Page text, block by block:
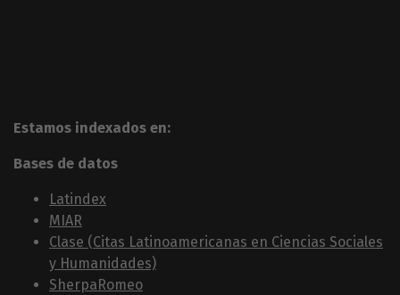
Estamos indexados en:
Bases de datos
Latindex
MIAR
Clase (Citas Latinoamericanas en Ciencias Sociales
y Humanidades)
SherpaRomeo